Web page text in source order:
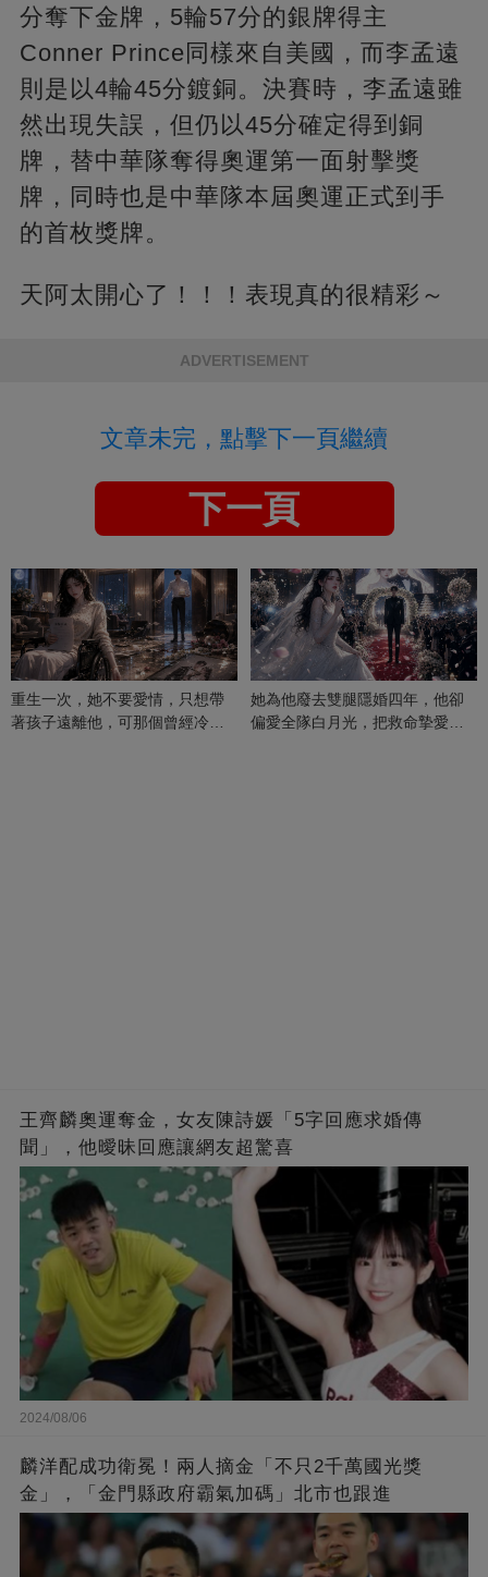
分奪下金牌，5輪57分的銀牌得主
Conner Prince同樣來自美國，而李孟遠
則是以4輪45分鍍銅。決賽時，李孟遠雖
然出現失誤，但仍以45分確定得到銅
牌，替中華隊奪得奧運第一面射擊獎
牌，同時也是中華隊本屆奧運正式到手
的首枚獎牌。
天阿太開心了！！！表現真的很精彩～
ADVERTISEMENT
文章未完，點擊下一頁繼續
下一頁
重生一次，她不要愛情，只想帶
著孩子遠離他，可那個曾經冷漠
她為他廢去雙腿隱婚四年，他卻
偏愛全隊白月光，把救命摯愛當
王齊麟奧運奪金，女友陳詩媛「5字回應求婚傳
聞」，他曖昧回應讓網友超驚喜
2024/08/06
麟洋配成功衛冕！兩人摘金「不只2千萬國光獎
金」，「金門縣政府霸氣加碼」北市也跟進